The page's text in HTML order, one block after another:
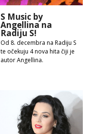
S Music by
Angellina na
Radiju S!
Od 8. decembra na Radiju S
te očekuju 4 nova hita čiji je
autor Angellina.